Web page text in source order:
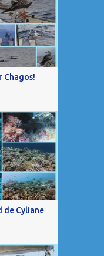
Chagos!
de Cyliane